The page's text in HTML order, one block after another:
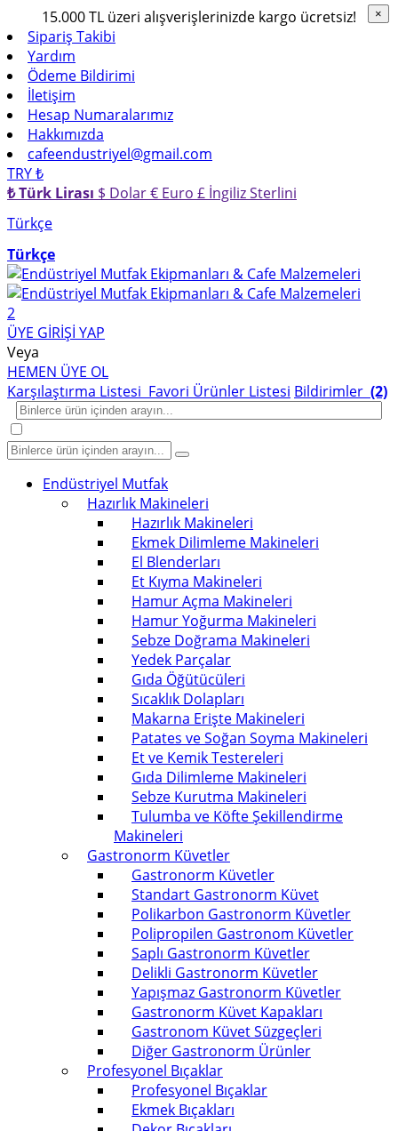
15.000 TL üzeri alışverişlerinizde kargo ücretsiz!
Sipariş Takibi
Yardım
Ödeme Bildirimi
İletişim
Hesap Numaralarımız
Hakkımızda
cafeendustriyel@gmail.com
TRY ₺
₺ Türk Lirası $ Dolar€ Euro £ İngiliz Sterlini
Türkçe
Türkçe
2
ÜYE GİRİŞİ YAP
Veya
HEMEN ÜYE OL
Karşılaştırma Listesi Favori Ürünler Listesi Bildirimler (2)
Endüstriyel Mutfak
Hazırlık Makineleri
Hazırlık Makineleri
Ekmek Dilimleme Makineleri
El Blenderları
Et Kıyma Makineleri
Hamur Açma Makineleri
Hamur Yoğurma Makineleri
Sebze Doğrama Makineleri
Yedek Parçalar
Gıda Öğütücüleri
Sıcaklık Dolapları
Makarna Erişte Makineleri
Patates ve Soğan Soyma Makineleri
Et ve Kemik Testereleri
Gıda Dilimleme Makineleri
Sebze Kurutma Makineleri
Tulumba ve Köfte Şekillendirme
Makineleri
Gastronorm Küvetler
Gastronorm Küvetler
Standart Gastronorm Küvet
Polikarbon Gastronorm Küvetler
Polipropilen Gastronom Küvetler
Saplı Gastronorm Küvetler
Delikli Gastronorm Küvetler
Yapışmaz Gastronorm Küvetler
Gastronorm Küvet Kapakları
Gastronom Küvet Süzgeçleri
Diğer Gastronorm Ürünler
Profesyonel Bıçaklar
Profesyonel Bıçaklar
Ekmek Bıçakları
×
×